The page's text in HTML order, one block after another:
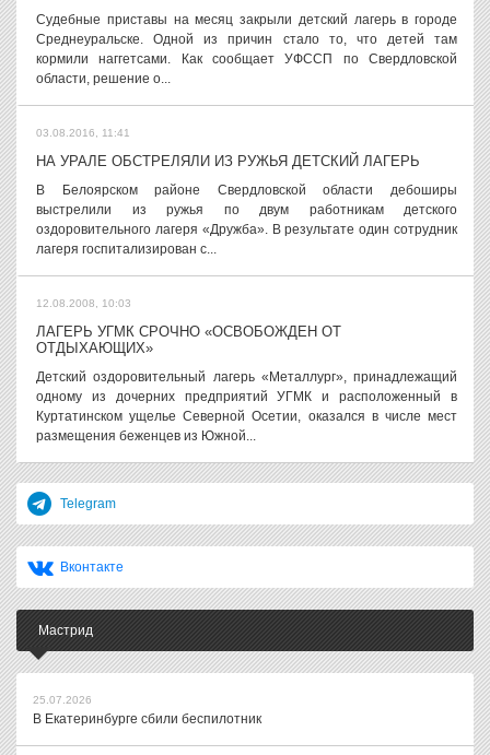
Судебные приставы на месяц закрыли детский лагерь в городе
Среднеуральске. Одной из причин стало то, что детей там
кормили наггетсами. Как сообщает УФССП по Свердловской
области, решение о...
03.08.2016, 11:41
НА УРАЛЕ ОБСТРЕЛЯЛИ ИЗ РУЖЬЯ ДЕТСКИЙ ЛАГЕРЬ
В Белоярском районе Свердловской области дебоширы
выстрелили из ружья по двум работникам детского
оздоровительного лагеря «Дружба». В результате один сотрудник
лагеря госпитализирован с...
12.08.2008, 10:03
ЛАГЕРЬ УГМК СРОЧНО «ОСВОБОЖДЕН ОТ
ОТДЫХАЮЩИХ»
Детский оздоровительный лагерь «Металлург», принадлежащий
одному из дочерних предприятий УГМК и расположенный в
Куртатинском ущелье Северной Осетии, оказался в числе мест
размещения беженцев из Южной...
Telegram
Вконтакте
Мастрид
25.07.2026
В Екатеринбурге сбили беспилотник